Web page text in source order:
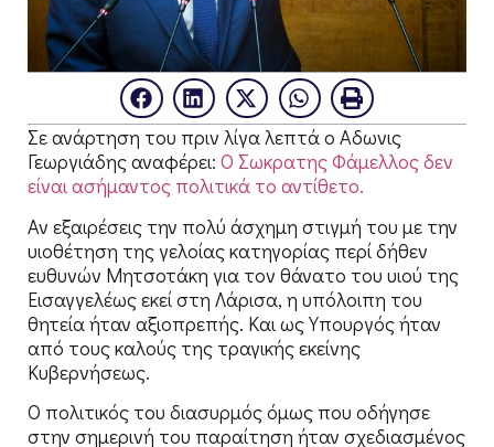
Σε ανάρτηση του πριν λίγα λεπτά ο Αδωνις
Γεωργιάδης αναφέρει: Ο Σωκρατης Φάμελλος δεν
είναι ασήμαντος πολιτικά το αντίθετο.
Αν εξαιρέσεις την πολύ άσχημη στιγμή του με την
υιοθέτηση της γελοίας κατηγορίας περί δήθεν
ευθυνών Μητσοτάκη για τον θάνατο του υιού της
Εισαγγελέως εκεί στη Λάρισα, η υπόλοιπη του
θητεία ήταν αξιοπρεπής. Και ως Υπουργός ήταν
από τους καλούς της τραγικής εκείνης
Κυβερνήσεως.
Ο πολιτικός του διασυρμός όμως που οδήγησε
στην σημερινή του παραίτηση ήταν σχεδιασμένος